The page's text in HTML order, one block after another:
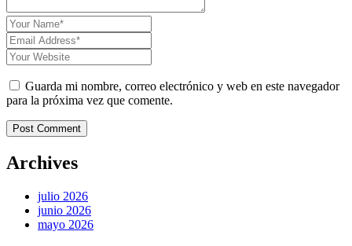
Guarda mi nombre, correo electrónico y web en este navegador
para la próxima vez que comente.
Post Comment
Archives
julio 2026
junio 2026
mayo 2026